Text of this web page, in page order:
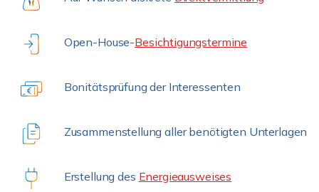
Open-House-Besichtigungstermine
Bonitätsprüfung der Interessenten
Zusammenstellung aller benötigten Unterlagen
Erstellung des Energieausweises